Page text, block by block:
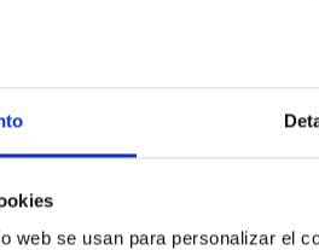
web se usan para personalizar el